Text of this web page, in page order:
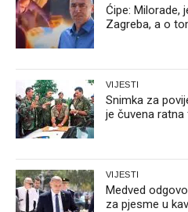
Ćipe: Milorade,
Zagreba, a o
VIJESTI
Snimka za
je čuvena
VIJESTI
Medved
za pjesme u